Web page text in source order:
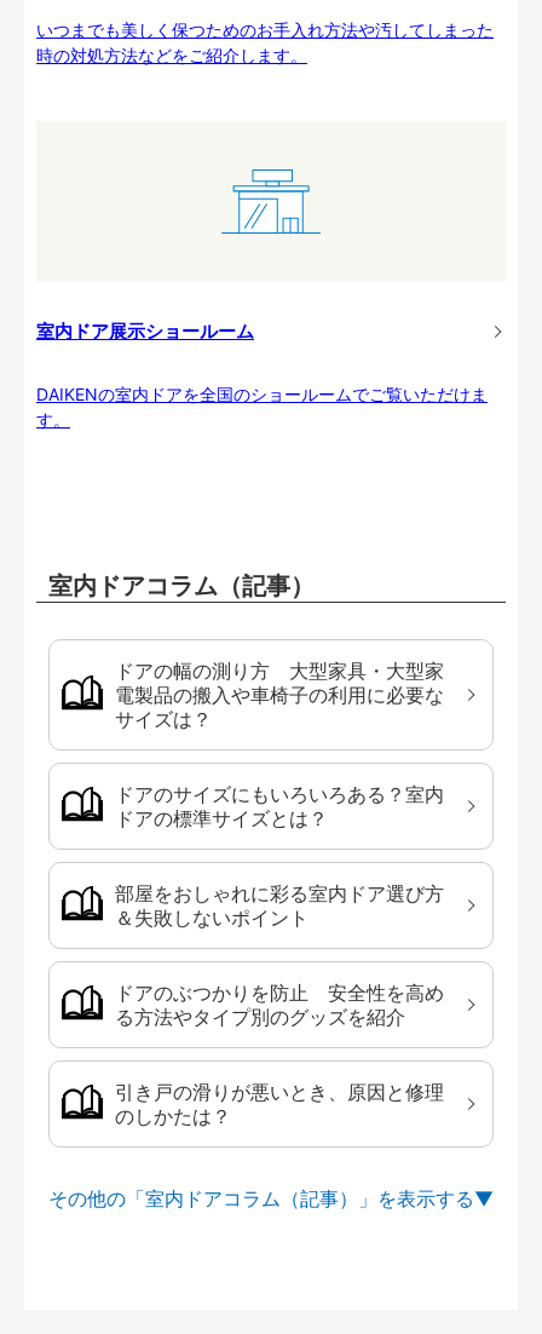
いつまでも美しく保つためのお手入れ方法や汚してしまった
時の対処方法などをご紹介します。
室内ドア展示ショールーム
DAIKENの室内ドアを全国のショールームでご覧いただけま
す。
室内ドアコラム（記事）
ドアの幅の測り方 大型家具・大型家
電製品の搬入や車椅子の利用に必要な
サイズは？
ドアのサイズにもいろいろある？室内
ドアの標準サイズとは？
部屋をおしゃれに彩る室内ドア選び方
＆失敗しないポイント
ドアのぶつかりを防止 安全性を高め
る方法やタイプ別のグッズを紹介
引き戸の滑りが悪いとき、原因と修理
のしかたは？
その他の「室内ドアコラム（記事）」を